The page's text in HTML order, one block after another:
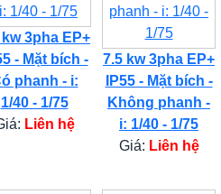
kw 3pha EP+
- Mặt bích -
phanh - i:
1/40 - 1/75
Liên hệ
7.5 kw 3pha EP+
IP55 - Mặt bích -
Không phanh -
i: 1/40 - 1/75
Giá: Liên hệ